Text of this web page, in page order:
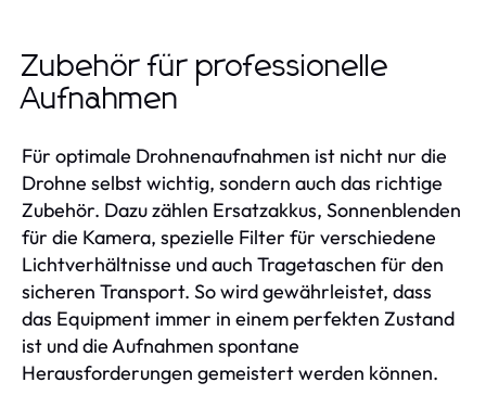
Zubehör für professionelle
Aufnahmen
Für optimale Drohnenaufnahmen ist nicht nur die
Drohne selbst wichtig, sondern auch das richtige
Zubehör. Dazu zählen Ersatzakkus, Sonnenblenden
für die Kamera, spezielle Filter für verschiedene
Lichtverhältnisse und auch Tragetaschen für den
sicheren Transport. So wird gewährleistet, dass
das Equipment immer in einem perfekten Zustand
ist und die Aufnahmen spontane
Herausforderungen gemeistert werden können.